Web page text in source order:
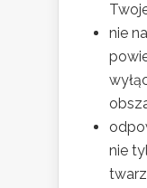
nie
nie